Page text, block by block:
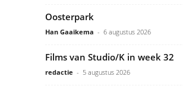
Oosterpark
Han Gaaikema - 6 augustus 2026
Films van Studio/K in week 32
redactie - 5 augustus 2026